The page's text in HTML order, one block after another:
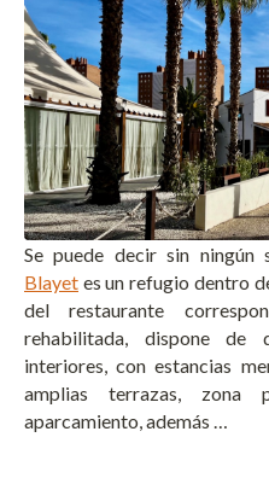
Se puede decir sin ningún
Blayet es un refugio dentro
del restaurante
rehabilitada, dispone de
interiores, con estancias
amplias terrazas,
aparcamiento, además …